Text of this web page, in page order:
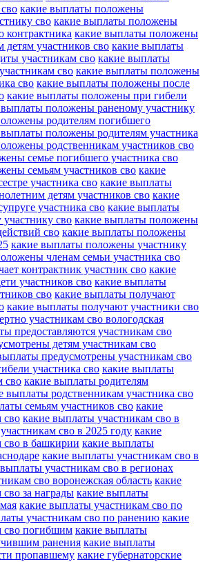
какие выплаты положены
сво какие выплаты положены
контрактника какие выплаты положены
участников сво какие выплаты
участникам сво какие выплаты
сво какие выплаты положены
сво какие выплаты положены после
какие выплаты положены при гибели
выплаты положены раненому участнику
родителям погибшего
положены родителям участника
родственникам участников сво
семье погибшего участника сво
семьям участников сво какие
участника сво какие выплаты
детям участников сво какие
участника сво какие выплаты
сво какие выплаты положены
сво какие выплаты положены
какие выплаты положены участнику
членам семьи участника сво
контрактник участник сво какие
участников сво какие выплаты
сво какие выплаты получают
какие выплаты получают участники сво
участникам сво вологодская
предоставляются участникам сво
детям участникам сво
предусмотрены участникам сво
участника сво какие выплаты
сво какие выплаты родителям
выплаты родственникам участника сво
семьям участников сво какие
сво какие выплаты участникам сво в
сво в 2025 году какие
сво в башкирии какие выплаты
какие выплаты участникам сво в
участникам сво в регионах
сво воронежская область какие
за награды какие выплаты
какие выплаты участникам сво по
участникам сво по ранению какие
сво погибшим какие выплаты
ранения какие выплаты
пропавшему какие губернаторские